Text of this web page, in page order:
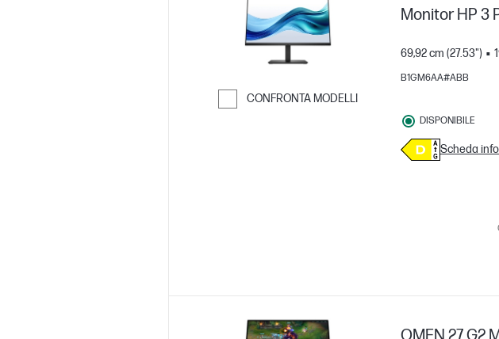
CONFRONTA MODELLI
Monitor HP 3
69,92 cm (27.53")
B1GM6AA#ABB
DISPONIBILE
Scheda